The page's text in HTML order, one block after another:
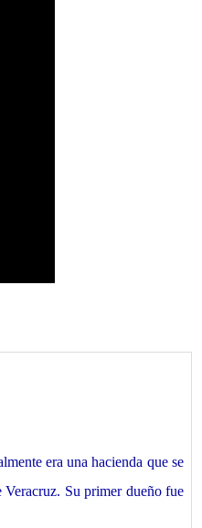
era una hacienda que se
Su primer dueño fue